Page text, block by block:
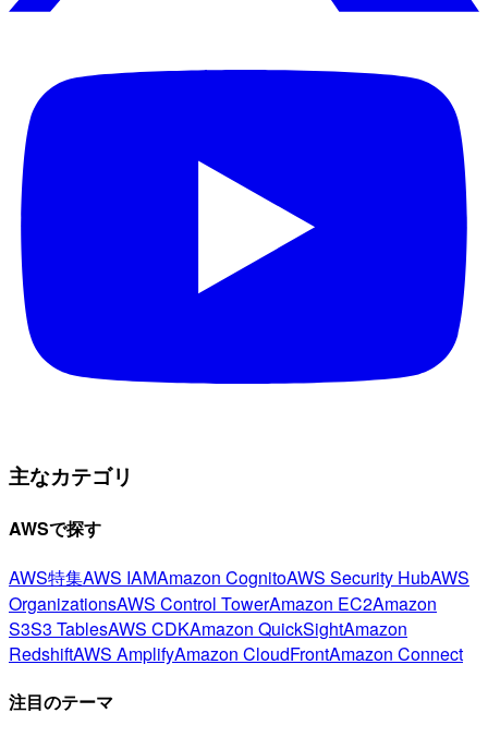
主なカテゴリ
AWSで探す
AWS特集AWS IAMAmazon CognitoAWS Security HubAWS
OrganizationsAWS Control TowerAmazon EC2Amazon
S3S3 TablesAWS CDKAmazon QuickSightAmazon
RedshiftAWS AmplifyAmazon CloudFrontAmazon Connect
注目のテーマ